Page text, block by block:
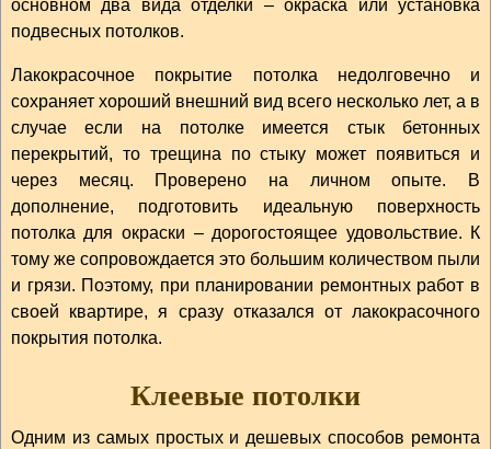
основном два вида отделки – окраска или установка
подвесных потолков.
Лакокрасочное покрытие потолка недолговечно и
сохраняет хороший внешний вид всего несколько лет, а в
случае если на потолке имеется стык бетонных
перекрытий, то трещина по стыку может появиться и
через месяц. Проверено на личном опыте. В
дополнение, подготовить идеальную поверхность
потолка для окраски – дорогостоящее удовольствие. К
тому же сопровождается это большим количеством пыли
и грязи. Поэтому, при планировании ремонтных работ в
своей квартире, я сразу отказался от лакокрасочного
покрытия потолка.
Клеевые потолки
Одним из самых простых и дешевых способов ремонта